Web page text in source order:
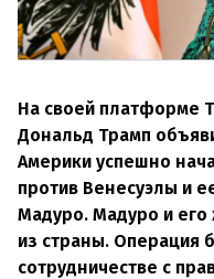
На своей платформе
Дональд Трамп
Америки успешно
против Венесуэлы и
Мадуро. Мадуро и
из страны. Операция
сотрудничестве с